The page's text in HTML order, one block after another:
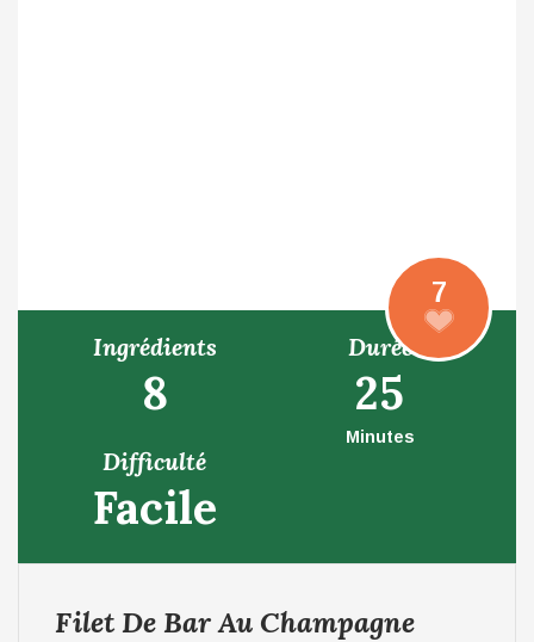
7
Ingrédients
8
Durée
25
Minutes
Difficulté
Facile
Filet De Bar Au Champagne